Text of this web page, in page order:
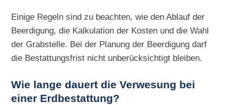
Einige Regeln sind zu beachten, wie den Ablauf der
Beerdigung, die Kalkulation der Kosten und die Wahl
der Grabstelle. Bei der Planung der Beerdigung darf
die Bestattungsfrist nicht unberücksichtigt bleiben.
Wie lange dauert die Verwesung bei
einer Erdbestattung?